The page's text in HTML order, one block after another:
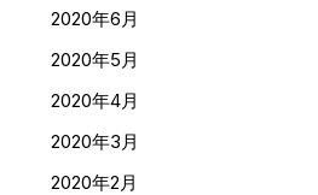
2020年6月
2020年5月
2020年4月
2020年3月
2020年2月